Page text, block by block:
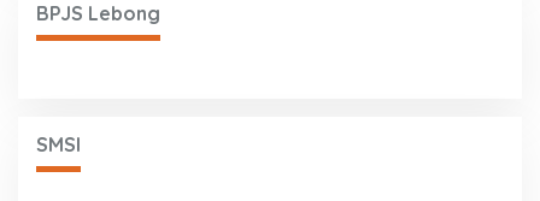
BPJS Lebong
SMSI